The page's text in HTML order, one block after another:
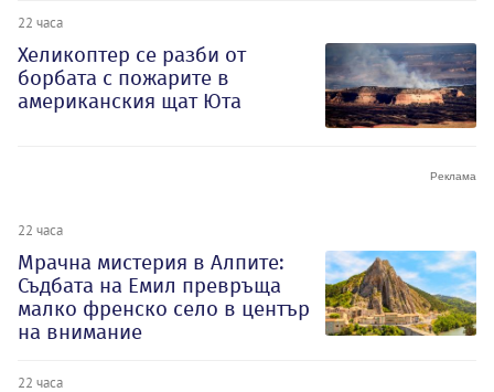
22 часа
Хеликоптер се разби от
борбата с пожарите в
американския щат Юта
22 часа
Мрачна мистерия в Алпите:
Съдбата на Емил превръща
малко френско село в център
на внимание
22 часа